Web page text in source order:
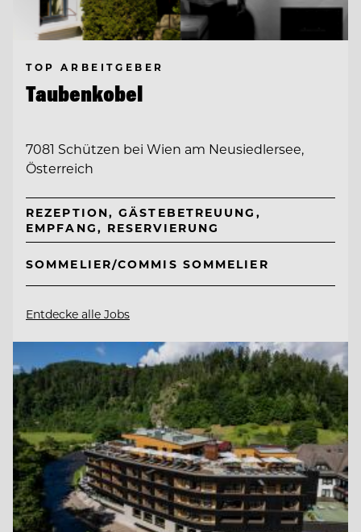
TOP ARBEITGEBER
Taubenkobel
7081 Schützen bei Wien am Neusiedlersee,
Österreich
REZEPTION, GÄSTEBETREUUNG,
EMPFANG, RESERVIERUNG
SOMMELIER/COMMIS SOMMELIER
Entdecke alle Jobs